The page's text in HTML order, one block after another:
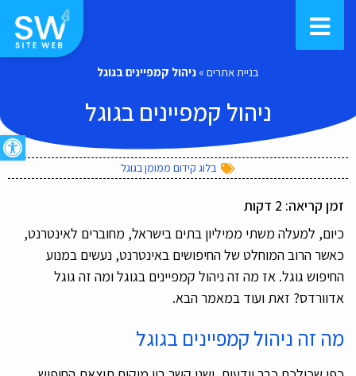
פתח
בניית אתרים » ניהול קמפיינים בגוגל
ניהול קמפיינים בגוגל
בלוג קידום ממומן בגוגל
זמן קריאה: 2 דקות
כיום, למעלה משתי ממיליון בתים בישראל, מחוברים לאינטרנט,
כאשר הרוב המוחלט של החיפושים באינטרנט, נעשים במנוע
החיפוש גוגל. אז מה זה ניהול קמפיינים בגוגל ומה זה גוגל
אדוורדס? זאת ועוד במאמר הבא.
מה זה ניהול קמפיינים בגוגל